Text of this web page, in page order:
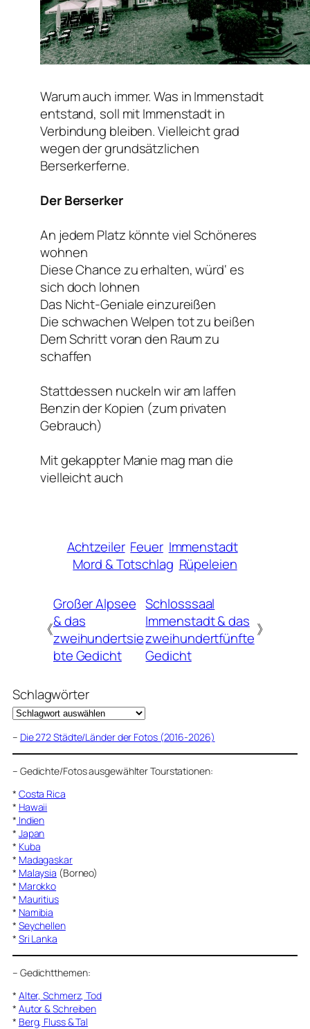
Warum auch immer. Was in Immenstadt
entstand, soll mit Immenstadt in
Verbindung bleiben. Vielleicht grad
wegen der grundsätzlichen
Berserkerferne.
Der Berserker
An jedem Platz könnte viel Schöneres
wohnen
Diese Chance zu erhalten, würd‘ es
sich doch lohnen
Das Nicht-Geniale einzureißen
Die schwachen Welpen tot zu beißen
Dem Schritt voran den Raum zu
schaffen
Stattdessen nuckeln wir am laffen
Benzin der Kopien (zum privaten
Gebrauch)
Mit gekappter Manie mag man die
vielleicht auch
Achtzeiler Feuer Immenstadt
Mord & Totschlag Rüpeleien
《
Großer Alpsee
& das
zweihundertsie
bte Gedicht
Schlosssaal
Immenstadt & das
zweihundertfünfte
Gedicht
》
Schlagwörter
– Die 272 Städte/Länder der Fotos (2016-2026)
– Gedichte/Fotos ausgewählter Tourstationen:
* Costa Rica
* Hawaii
* Indien
* Japan
* Kuba
* Madagaskar
* Malaysia (Borneo)
* Marokko
* Mauritius
* Namibia
* Seychellen
* Sri Lanka
– Gedichtthemen:
* Alter, Schmerz, Tod
* Autor & Schreiben
* Berg, Fluss & Tal